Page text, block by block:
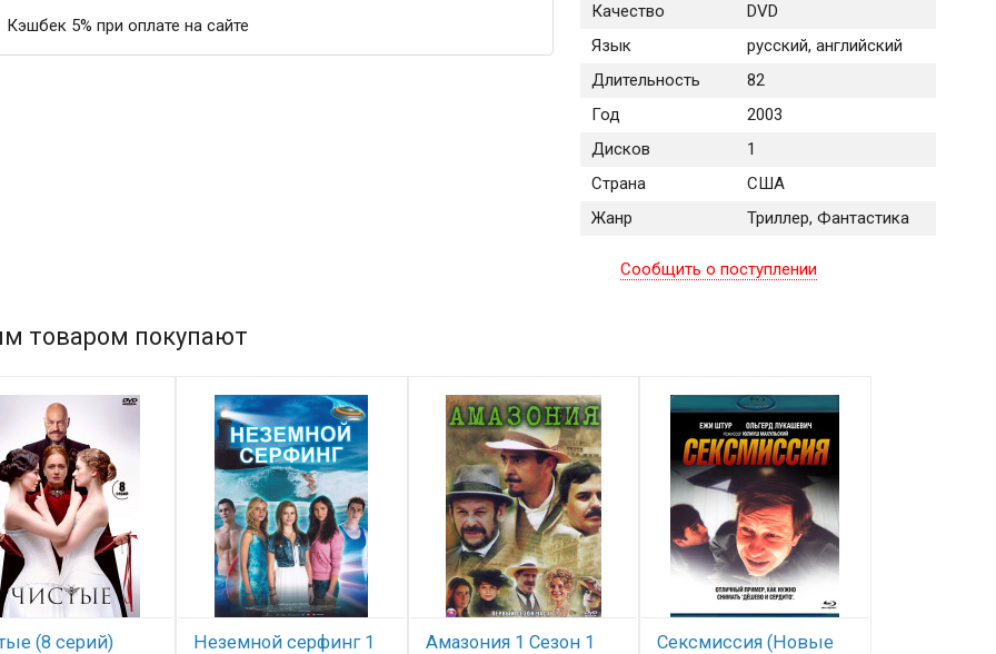
Качество
DVD
Язык
русский, английский
Длительность
82
Год
2003
Дисков
1
Страна
США
Жанр
Триллер, Фантастика
Сообщить о поступлении
Кэшбек 5% при оплате на сайте
товаром покупают
(8 серий)
Неземной серфинг 1
Амазония 1 Сезон 1
Сексмиссия (Новые